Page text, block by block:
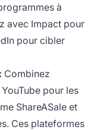
à
avec Impact pour
pour cibler
Combinez
pour les
ShareASale et
Ces plateformes